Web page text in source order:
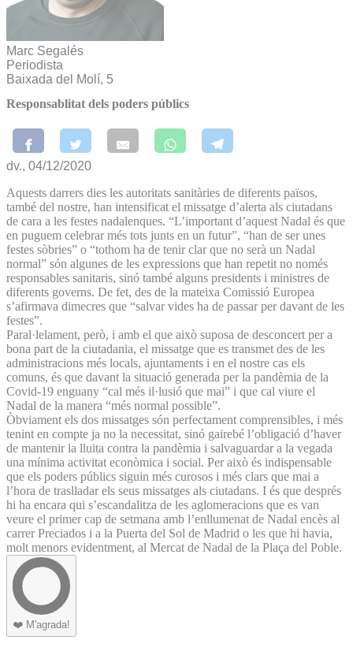
Marc Segalés
Periodista
Baixada del Molí, 5
Responsablitat dels poders públics
dv., 04/12/2020
Aquests darrers dies les autoritats sanitàries de diferents països,
també del nostre, han intensificat el missatge d’alerta als ciutadans
de cara a les festes nadalenques. “L’important d’aquest Nadal és que
en puguem celebrar més tots junts en un futur”, “han de ser unes
festes sòbries” o “tothom ha de tenir clar que no serà un Nadal
normal” són algunes de les expressions que han repetit no només
responsables sanitaris, sinó també alguns presidents i ministres de
diferents governs. De fet, des de la mateixa Comissió Europea
s’afirmava dimecres que “salvar vides ha de passar per davant de les
festes”.
Paral·lelament, però, i amb el que això suposa de desconcert per a
bona part de la ciutadania, el missatge que es transmet des de les
administracions més locals, ajuntaments i en el nostre cas els
comuns, és que davant la situació generada per la pandèmia de la
Covid-19 enguany “cal més il·lusió que mai” i que cal viure el
Nadal de la manera “més normal possible”.
Òbviament els dos missatges són perfectament comprensibles, i més
tenint en compte ja no la necessitat, sinó gairebé l’obligació d’haver
de mantenir la lluita contra la pandèmia i salvaguardar a la vegada
una mínima activitat econòmica i social. Per això és indispensable
que els poders públics siguin més curosos i més clars que mai a
l’hora de traslladar els seus missatges als ciutadans. I és que després
hi ha encara qui s’escandalitza de les aglomeracions que es van
veure el primer cap de setmana amb l’enllumenat de Nadal encès al
carrer Preciados i a la Puerta del Sol de Madrid o les que hi havia,
molt menors evidentment, al Mercat de Nadal de la Plaça del Poble.
❤️ M'agrada!